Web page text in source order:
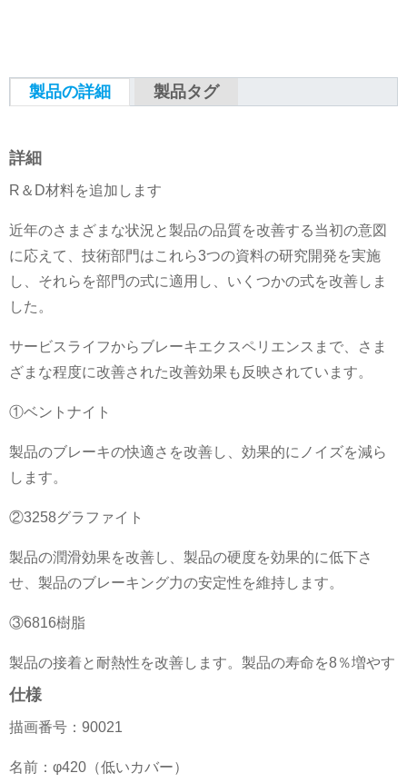
製品の詳細 製品タグ
詳細
R＆D材料を追加します
近年のさまざまな状況と製品の品質を改善する当初の意図
に応えて、技術部門はこれら3つの資料の研究開発を実施
し、それらを部門の式に適用し、いくつかの式を改善しま
した。
サービスライフからブレーキエクスペリエンスまで、さま
ざまな程度に改善された改善効果も反映されています。
①ベントナイト
製品のブレーキの快適さを改善し、効果的にノイズを減ら
します。
②3258グラファイト
製品の潤滑効果を改善し、製品の硬度を効果的に低下さ
せ、製品のブレーキング力の安定性を維持します。
③6816樹脂
製品の接着と耐熱性を改善します。製品の寿命を8％増やす
仕様
描画番号：90021
名前：φ420（低いカバー）